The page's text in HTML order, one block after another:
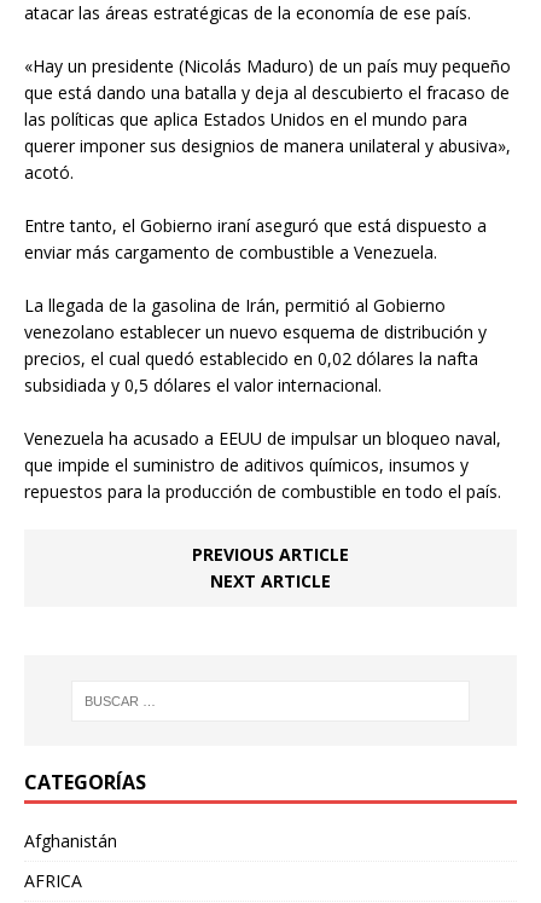
atacar las áreas estratégicas de la economía de ese país.
«Hay un presidente (Nicolás Maduro) de un país muy pequeño
que está dando una batalla y deja al descubierto el fracaso de
las políticas que aplica Estados Unidos en el mundo para
querer imponer sus designios de manera unilateral y abusiva»,
acotó.
Entre tanto, el Gobierno iraní aseguró que está dispuesto a
enviar más cargamento de combustible a Venezuela.
La llegada de la gasolina de Irán, permitió al Gobierno
venezolano establecer un nuevo esquema de distribución y
precios, el cual quedó establecido en 0,02 dólares la nafta
subsidiada y 0,5 dólares el valor internacional.
Venezuela ha acusado a EEUU de impulsar un bloqueo naval,
que impide el suministro de aditivos químicos, insumos y
repuestos para la producción de combustible en todo el país.
PREVIOUS ARTICLE
NEXT ARTICLE
CATEGORÍAS
Afghanistán
AFRICA